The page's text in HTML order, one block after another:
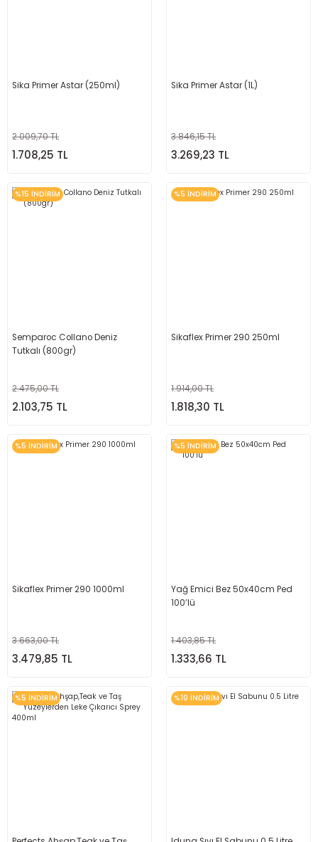
Sika Primer Astar (250ml)
2.009,70 TL
1.708,25 TL
Sika Primer Astar (1L)
3.846,15 TL
3.269,23 TL
%15 İNDİRİM
Semparoc Collano Deniz
Tutkalı (800gr)
2.475,00 TL
2.103,75 TL
%5 İNDİRİM
Sikaflex Primer 290 250ml
1.914,00 TL
1.818,30 TL
%5 İNDİRİM
Sikaflex Primer 290 1000ml
3.663,00 TL
3.479,85 TL
%5 İNDİRİM
Yağ Emici Bez 50x40cm Ped
100’lü
1.403,85 TL
1.333,66 TL
%5 İNDİRİM %10 İNDİRİM